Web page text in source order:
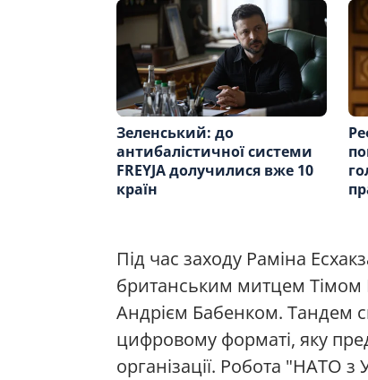
Зеленський: до
антибалістичної системи
FREYJA долучилися вже 10
країн
Під час заходу Раміна
британським митцем Тімом
Андрієм Бабенком. Тандем
цифровому форматі, яку
організації. Робота "НАТО